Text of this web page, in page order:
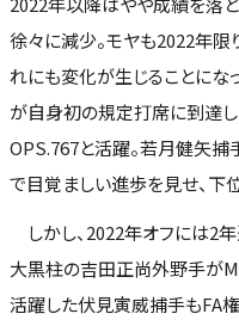
徐々に減少。モヤも2022年限
れにも変化が生じることにな
が自身初の規定打席に到達し
OPS.767と活躍。若月健矢
で目覚ましい進歩を見せ、下
しかし、2022年オフには2
大黒柱の吉田正尚外野手が
活躍した伏見寅威捕手もFA権